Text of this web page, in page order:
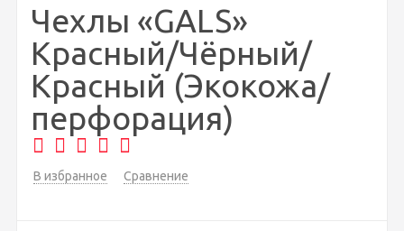
Чехлы «GALS»
Красный/Чёрный/
Красный (Экокожа/
перфорация)
В избранное Сравнение